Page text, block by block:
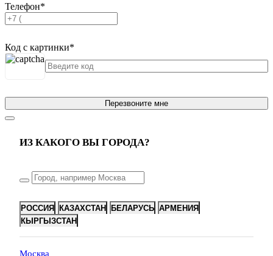
Телефон*
Код с картинки*
Перезвоните мне
ИЗ КАКОГО ВЫ ГОРОДА?
РОССИЯ КАЗАХСТАН БЕЛАРУСЬ АРМЕНИЯ
КЫРГЫЗСТАН
Москва